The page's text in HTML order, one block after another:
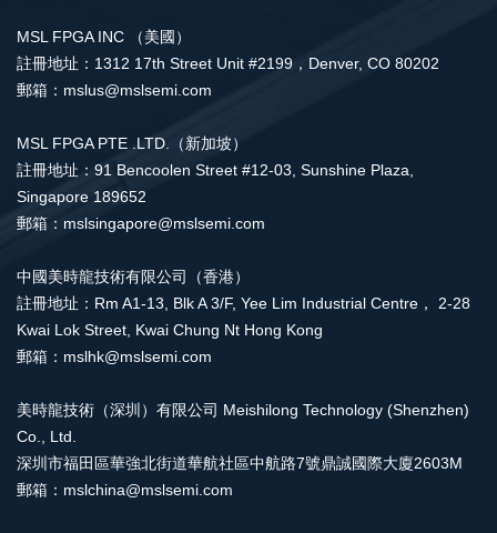
MSL FPGA INC （美國）
註冊地址：1312 17th Street Unit #2199，Denver, CO 80202
郵箱：mslus@mslsemi.com
MSL FPGA PTE .LTD.（新加坡）
註冊地址：91 Bencoolen Street #12-03, Sunshine Plaza,
Singapore 189652
郵箱：mslsingapore@mslsemi.com
中國美時龍技術有限公司（香港）
註冊地址：Rm A1-13, Blk A 3/F, Yee Lim Industrial Centre， 2-28
Kwai Lok Street, Kwai Chung Nt Hong Kong
郵箱：mslhk@mslsemi.com
美時龍技術（深圳）有限公司 Meishilong Technology (Shenzhen)
Co., Ltd.
深圳市福田區華強北街道華航社區中航路7號鼎誠國際大廈2603M
郵箱：mslchina@mslsemi.com